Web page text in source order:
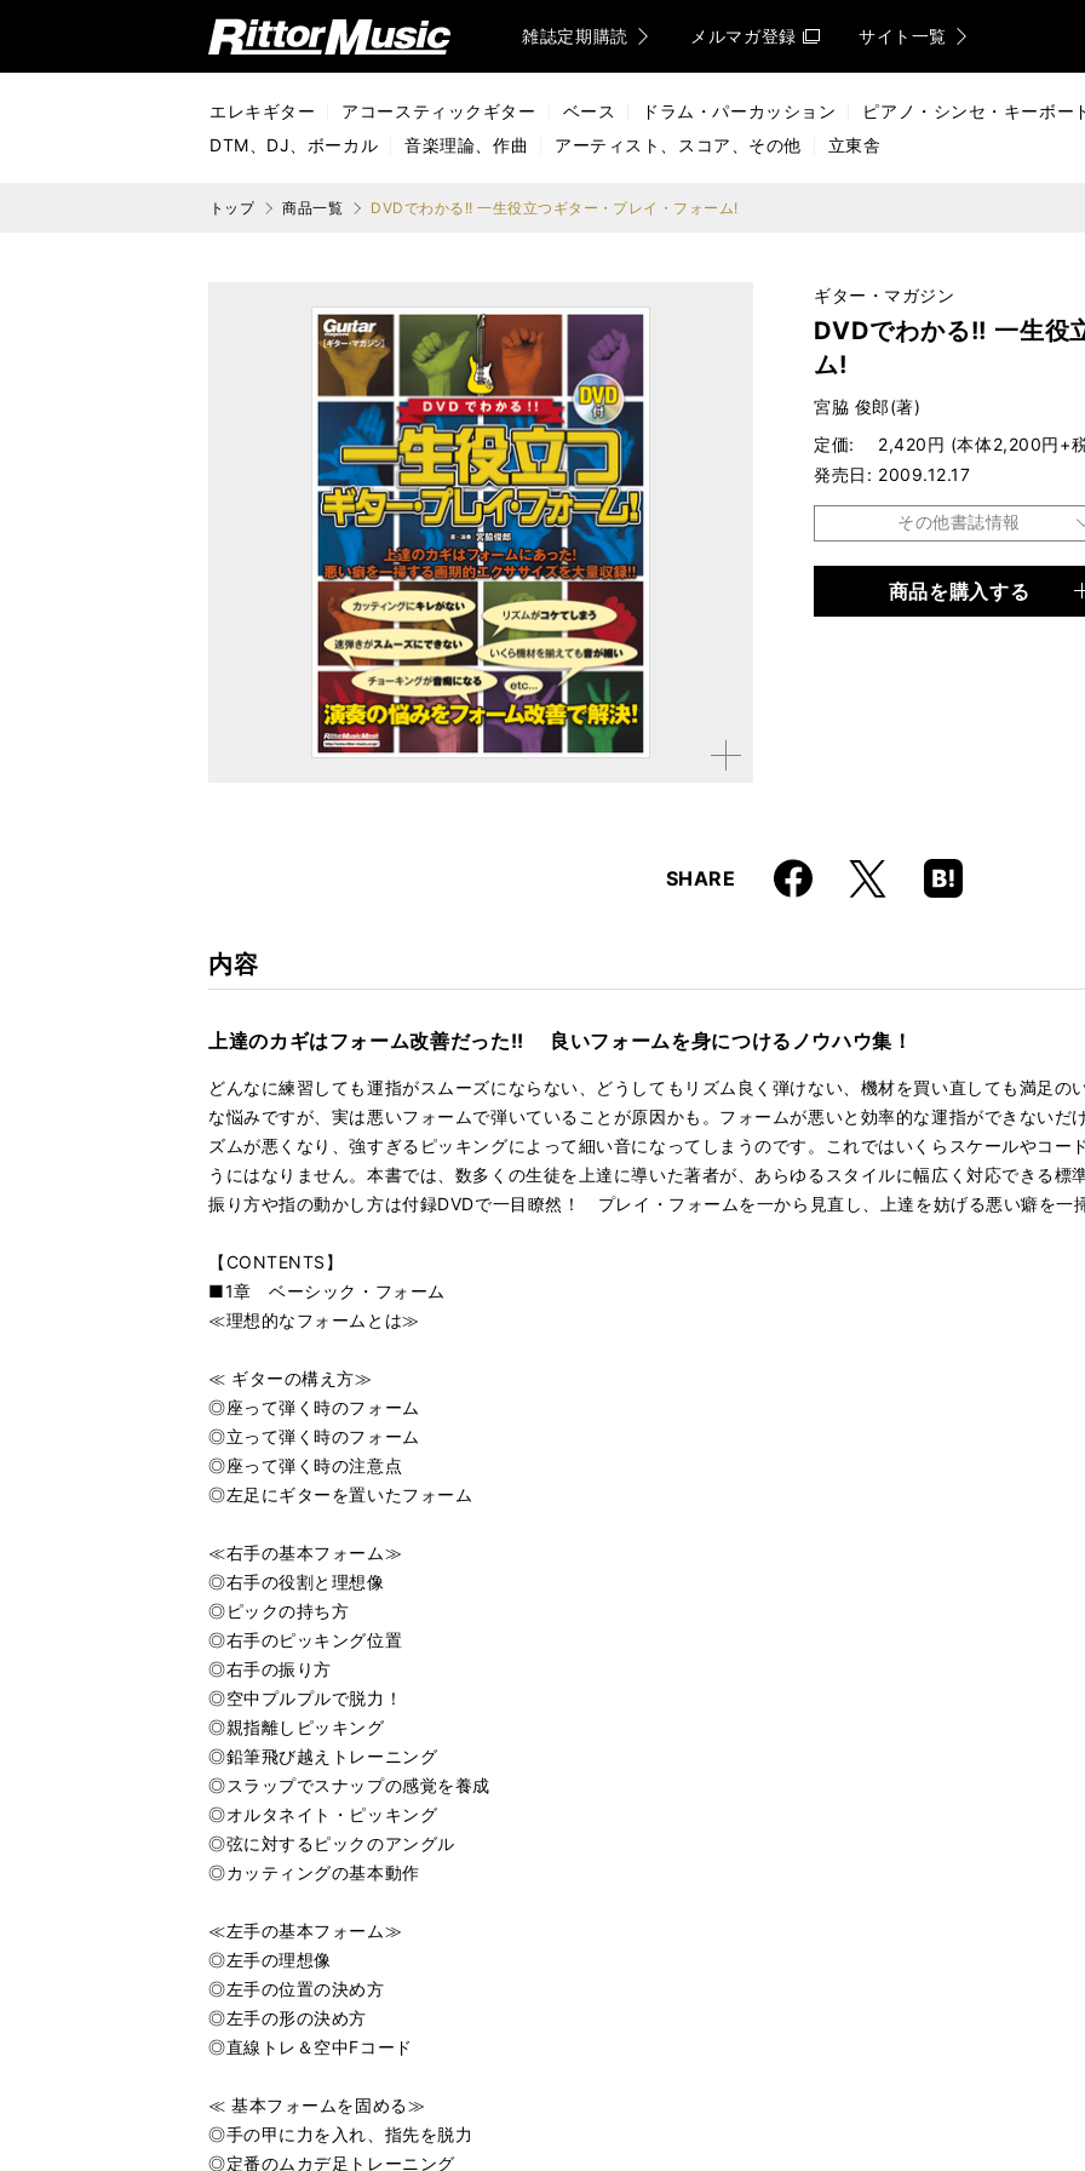
リットーミュージック (Rittor Music) 雑誌定期購読 メルマガ登録 サイト一覧
エレキギター アコースティックギター ベース ドラム・パーカッション ピアノ・シンセ・キーボー
DTM、DJ、ボーカル
音楽理論、作曲 アーティスト、スコア、その他 立東舎
トップ 商品一覧 DVDでわかる!! 一生役立つギター・プレイ・フォーム!
拡大す
ギター・マガジン
DVDでわかる!! 一生役
ム!
宮脇 俊郎(著)
定価
2,420円 (本体2,200円+
発売日
2009.12.17
その他書誌情報
ムック
商品を購入する
SHARE Faceboo
k
X
Hatena
Boo
内容
上達のカギはフォーム改善だった!! 良いフォームを身につけるノウハウ集！
どんなに練習しても運指がスムーズにならない、どうしてもリズム良く弾けない、機材を買い直しても満足
な悩みですが、実は悪いフォームで弾いていることが原因かも。フォームが悪いと効率的な運指ができないだ
ズムが悪くなり、強すぎるピッキングによって細い音になってしまうのです。これではいくらスケールやコー
うにはなりません。本書では、数多くの生徒を上達に導いた著者が、あらゆるスタイルに幅広く対応できる標
振り方や指の動かし方は付録DVDで一目瞭然！ プレイ・フォームを一から見直し、上達を妨げる悪い癖を一
【CONTENTS】
■1章 ベーシック・フォーム
≪理想的なフォームとは≫
≪ ギターの構え方≫
◎座って弾く時のフォーム
◎立って弾く時のフォーム
◎座って弾く時の注意点
◎左足にギターを置いたフォーム
≪右手の基本フォーム≫
◎右手の役割と理想像
◎ピックの持ち方
◎右手のピッキング位置
◎右手の振り方
◎空中プルプルで脱力！
◎親指離しピッキング
◎鉛筆飛び越えトレーニング
◎スラップでスナップの感覚を養成
◎オルタネイト・ピッキング
◎弦に対するピックのアングル
◎カッティングの基本動作
≪左手の基本フォーム≫
◎左手の理想像
◎左手の位置の決め方
◎左手の形の決め方
◎直線トレ＆空中Fコード
≪ 基本フォームを固める≫
◎手の甲に力を入れ、指先を脱力
◎定番のムカデ足トレーニング